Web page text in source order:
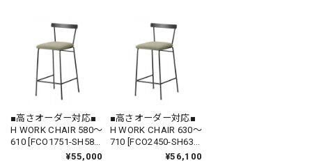
カウンタースツール
鉄家具 国産家具
スツール 鉄家具 国産
■高さオーダー対応■
H WORK CHAIR 580〜
610 [FCO1751-SH580-
610 FB-A] ｜ ハイチェ
¥55,000
■高さオーダー対応■
H WORK CHAIR 630〜
710 [FCO2450-SH630-
710 FB-A] ｜ ハイチェ
¥56,100